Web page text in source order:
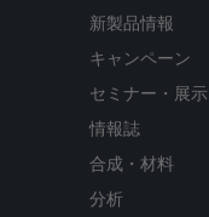
新製品情報
キャンペーン
セミナー・展示
情報誌
合成・材料
分析